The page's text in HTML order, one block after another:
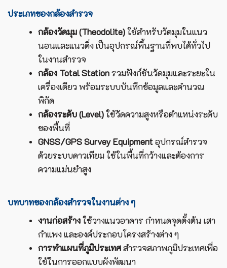
ประเภทของกล้องสำรวจ
กล้องวัดมุม (Theodolite)ใช้สำหรับวัดมุมในแนว
นอนและแนวดิ่ง เป็นอุปกรณ์พื้นฐานที่พบได้ทั่วไป
ในงานสำรวจ
กล้อง Total Stationรวมฟังก์ชันวัดมุมและระยะใน
เครื่องเดียว พร้อมระบบบันทึกข้อมูลและคำนวณ
พิกัด
กล้องระดับ (Level)ใช้วัดความสูงหรือตำแหน่งระดับ
ของพื้นที่
GNSS/GPS Survey Equipmentอุปกรณ์สำรวจ
ด้วยระบบดาวเทียม ใช้ในพื้นที่กว้างและต้องการ
ความแม่นยำสูง
บทบาทของกล้องสำรวจในงานต่าง ๆ
งานก่อสร้างใช้วางแนวอาคาร กำหนดจุดตั้งต้น เสา
กำแพง และองค์ประกอบโครงสร้างต่าง ๆ
การทำแผนที่ภูมิประเทศสำรวจสภาพภูมิประเทศเพื่อ
ใช้ในการออกแบบผังพัฒนา